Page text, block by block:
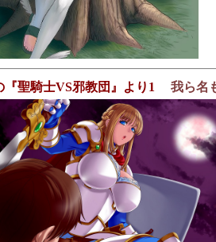
『聖騎士VS邪教団』より1 我ら名